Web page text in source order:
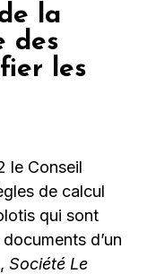
la
des
les
le Conseil
de calcul
qui sont
d’un
Société Le